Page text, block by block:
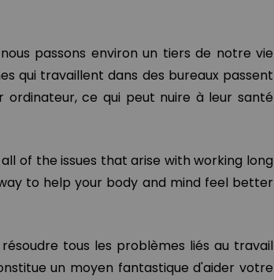
passons environ un tiers de notre vie
qui travaillent dans des bureaux passent
ordinateur, ce qui peut nuire à leur santé
of the issues that arise with working long
to help your body and mind feel better
tous les problèmes liés au travail
un moyen fantastique d'aider votre